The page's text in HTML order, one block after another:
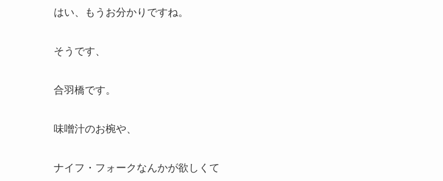
はい、もうお分かりですね。
そうです、
合羽橋です。
味噌汁のお椀や、
ナイフ・フォークなんかが欲しくて